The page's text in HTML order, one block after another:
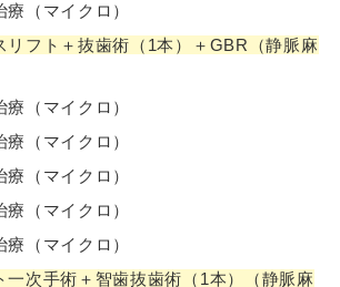
（マイクロ）
リフト＋抜歯術（1本）＋GBR（静脈麻
（マイクロ）
（マイクロ）
（マイクロ）
（マイクロ）
（マイクロ）
一次手術＋智歯抜歯術（1本）（静脈麻